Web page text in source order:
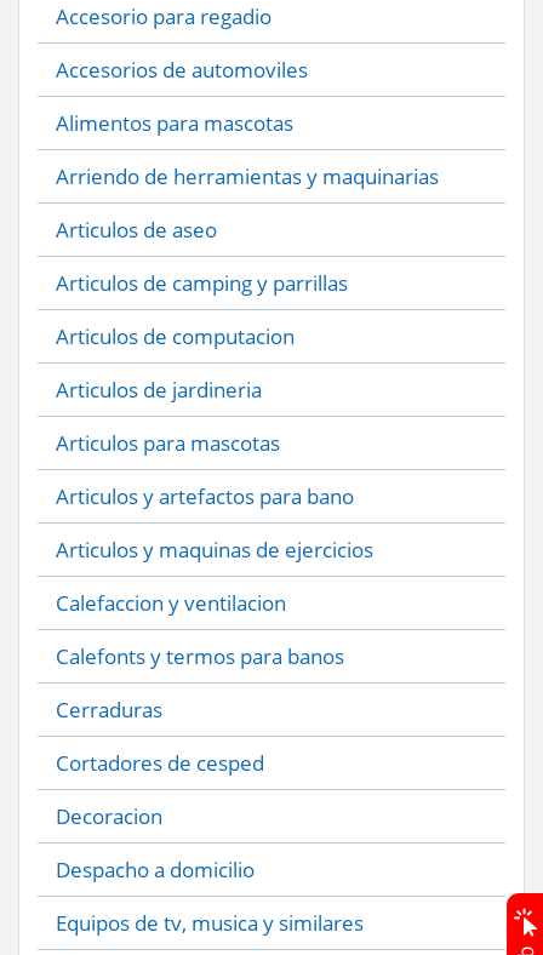
Accesorio para regadio
Accesorios de automoviles
Alimentos para mascotas
Arriendo de herramientas y maquinarias
Articulos de aseo
Articulos de camping y parrillas
Articulos de computacion
Articulos de jardineria
Articulos para mascotas
Articulos y artefactos para bano
Articulos y maquinas de ejercicios
Calefaccion y ventilacion
Calefonts y termos para banos
Cerraduras
Cortadores de cesped
Decoracion
Despacho a domicilio
Equipos de tv, musica y similares